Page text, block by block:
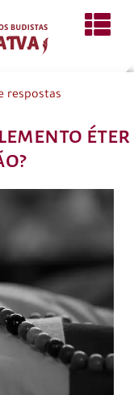
respostas
éter